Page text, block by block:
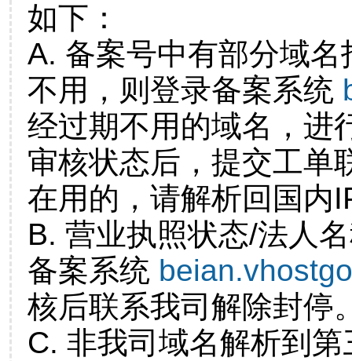
如下：
A. 备案号中有部分域
不用，则登录备案系统
经过期不用的域名，进
审核状态后，提交工单
在用的，请解析回国内
B. 营业执照状态/法人
备案系统
核后联系我司解除封停
C. 非我司域名解析到